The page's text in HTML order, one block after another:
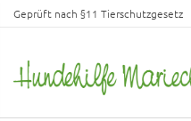
Geprüft nach §11 Tierschutzgesetz